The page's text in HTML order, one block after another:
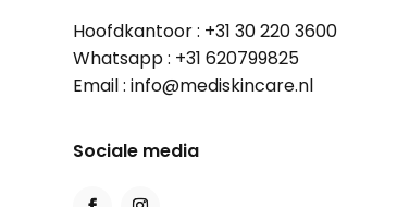
Hoofdkantoor : +31 30 220 3600
Whatsapp : +31 620799825
Email : info@mediskincare.nl
Sociale media